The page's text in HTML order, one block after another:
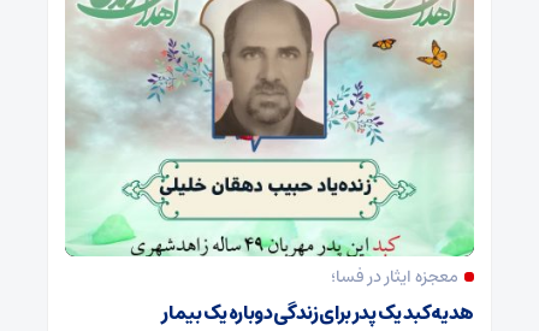
معجزه ایثار در فسا؛
هدیه کبد یک پدر برای زندگی دوباره یک بیمار